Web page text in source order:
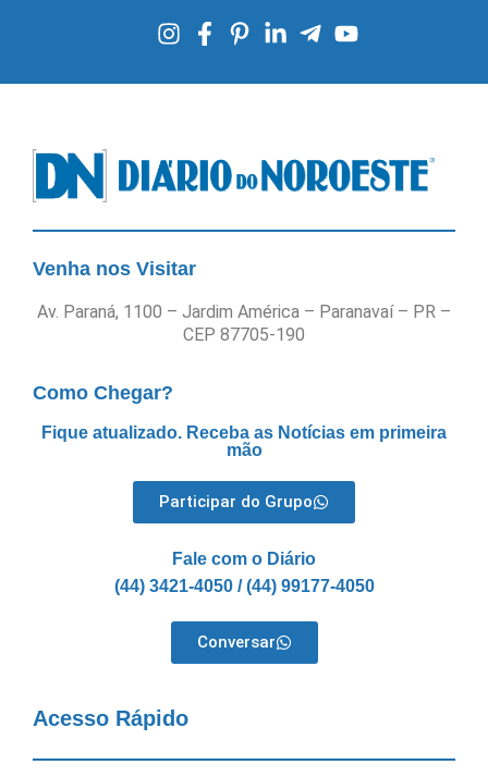
Venha nos Visitar
Av. Paraná, 1100 – Jardim América – Paranavaí – PR –
CEP 87705-190
Como Chegar?
Fique atualizado. Receba as Notícias em primeira
mão
Participar do Grupo
Fale com o Diário
(44) 3421-4050 / (44) 99177-4050
Conversar
Acesso Rápido